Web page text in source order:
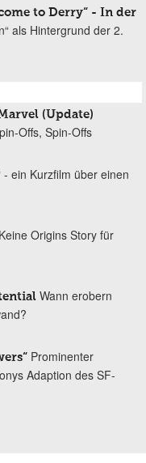
to Derry“ - In der
als Hintergrund der 2.
(Update)
Offs, Spin-Offs
- ein Kurzfilm über einen
Keine Origins Story für
Wann erobern
Prominenter
Adaption des SF-